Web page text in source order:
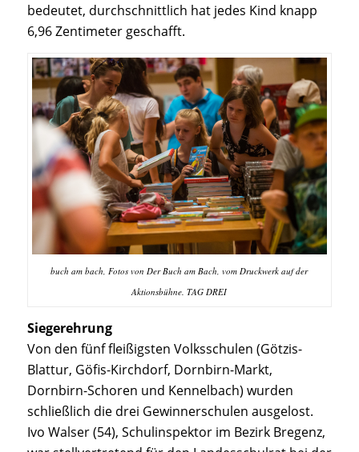
bedeutet, durchschnittlich hat jedes Kind knapp
6,96 Zentimeter geschafft.
buch am bach, Fotos von Der Buch am Bach, vom Druckwerk auf der
Aktionsbühne. TAG DREI
Siegerehrung
Von den fünf fleißigsten Volksschulen (Götzis-
Blattur, Göfis-Kirchdorf, Dornbirn-Markt,
Dornbirn-Schoren und Kennelbach) wurden
schließlich die drei Gewinnerschulen ausgelost.
Ivo Walser (54), Schulinspektor im Bezirk Bregenz,